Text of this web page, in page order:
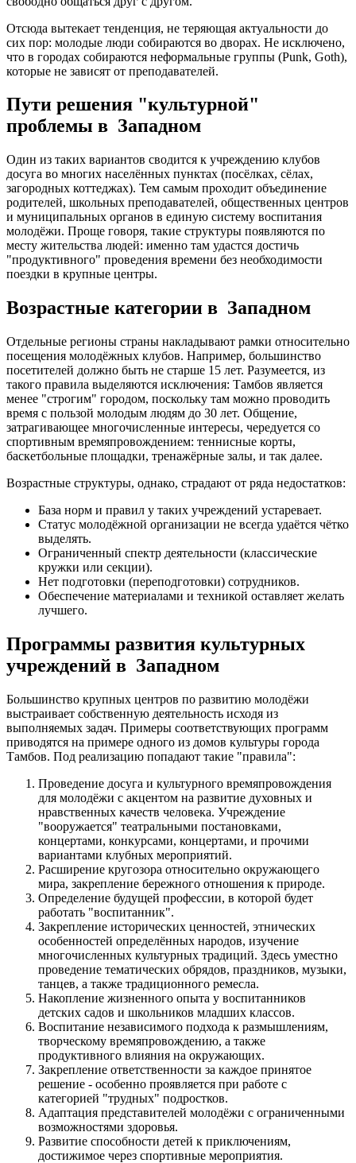
Отсюда вытекает тенденция, не теряющая актуальности до
сих пор: молодые люди собираются во дворах. Не исключено,
что в городах собираются неформальные группы (Punk, Goth),
которые не зависят от преподавателей.
Пути решения "культурной"
проблемы в Западном
Один из таких вариантов сводится к учреждению клубов
досуга во многих населённых пунктах (посёлках, сёлах,
загородных коттеджах). Тем самым проходит объединение
родителей, школьных преподавателей, общественных центров
и муниципальных органов в единую систему воспитания
молодёжи. Проще говоря, такие структуры появляются по
месту жительства людей: именно там удастся достичь
"продуктивного" проведения времени без необходимости
поездки в крупные центры.
Возрастные категории в Западном
Отдельные регионы страны накладывают рамки относительно
посещения молодёжных клубов. Например, большинство
посетителей должно быть не старше 15 лет. Разумеется, из
такого правила выделяются исключения: Тамбов является
менее "строгим" городом, поскольку там можно проводить
время с пользой молодым людям до 30 лет. Общение,
затрагивающее многочисленные интересы, чередуется со
спортивным времяпровождением: теннисные корты,
баскетбольные площадки, тренажёрные залы, и так далее.
Возрастные структуры, однако, страдают от ряда недостатков:
База норм и правил у таких учреждений устаревает.
Статус молодёжной организации не всегда удаётся чётко
выделять.
Ограниченный спектр деятельности (классические
кружки или секции).
Нет подготовки (переподготовки) сотрудников.
Обеспечение материалами и техникой оставляет желать
лучшего.
Программы развития культурных
учреждений в Западном
Большинство крупных центров по развитию молодёжи
выстраивает собственную деятельность исходя из
выполняемых задач. Примеры соответствующих программ
приводятся на примере одного из домов культуры города
Тамбов. Под реализацию попадают такие "правила":
Проведение досуга и культурного времяпровождения
для молодёжи с акцентом на развитие духовных и
нравственных качеств человека. Учреждение
"вооружается" театральными постановками,
концертами, конкурсами, концертами, и прочими
вариантами клубных мероприятий.
Расширение кругозора относительно окружающего
мира, закрепление бережного отношения к природе.
Определение будущей профессии, в которой будет
работать "воспитанник".
Закрепление исторических ценностей, этнических
особенностей определённых народов, изучение
многочисленных культурных традиций. Здесь уместно
проведение тематических обрядов, праздников, музыки,
танцев, а также традиционного ремесла.
Накопление жизненного опыта у воспитанников
детских садов и школьников младших классов.
Воспитание независимого подхода к размышлениям,
творческому времяпровождению, а также
продуктивного влияния на окружающих.
Закрепление ответственности за каждое принятое
решение - особенно проявляется при работе с
категорией "трудных" подростков.
Адаптация представителей молодёжи с ограниченными
возможностями здоровья.
Развитие способности детей к приключениям,
достижимое через спортивные мероприятия.